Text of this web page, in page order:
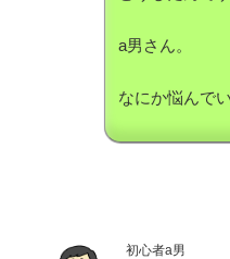
a男さん。
なにか悩んで
初心者a男